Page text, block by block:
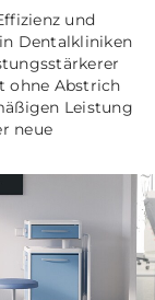
und
Dentalkliniken
ohne Abstrich
Leistung
neue